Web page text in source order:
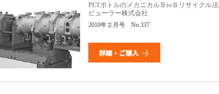
PETボトルのメカニカルＢtoＢリサイクル法
ビューラー株式会社
2010年２月号 No.337